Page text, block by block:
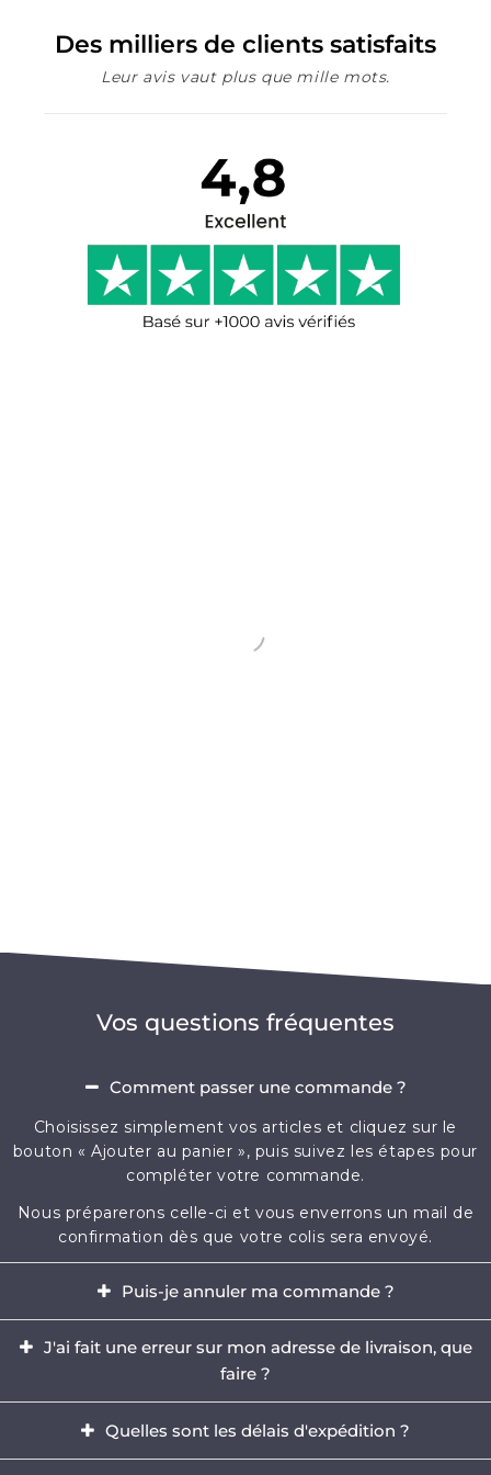
Des milliers de clients satisfaits
Leur avis vaut plus que mille mots.
Vos questions fréquentes
Comment passer une commande ?
Choisissez simplement vos articles et cliquez sur le
bouton « Ajouter au panier », puis suivez les étapes pour
compléter votre commande.
Nous préparerons celle-ci et vous enverrons un mail de
confirmation dès que votre colis sera envoyé.
Puis-je annuler ma commande ?
l'heure qui suit votre achat.
J'ai fait une erreur sur mon adresse de livraison, que
faire ?
heures qui suit votre achat. Si l'adresse indiquée pour la
livraison comporte une erreur, contactez-nous
Quelles sont les délais d'expédition ?